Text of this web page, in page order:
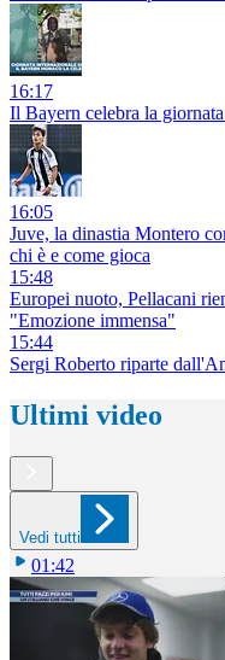
16:17
Il Bayern celebra la
16:05
Juve, la dinastia Montero
chi è e come gioca
15:48
Europei nuoto, Pellacani
"Emozione immensa"
15:44
Sergi Roberto riparte
Ultimi video
Vedi tutti
01:42